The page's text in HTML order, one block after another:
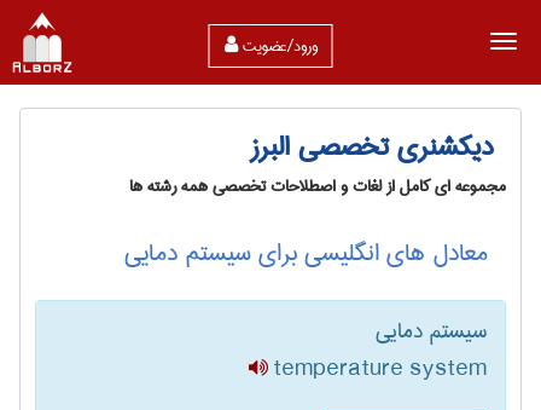
ورود/عضویت
دیکشنری تخصصی البرز
مجموعه ای کامل از لغات و اصطلاحات تخصصی همه رشته ها
معادل های انگلیسی برای سیستم دمایی
سیستم دمایی
temperature system